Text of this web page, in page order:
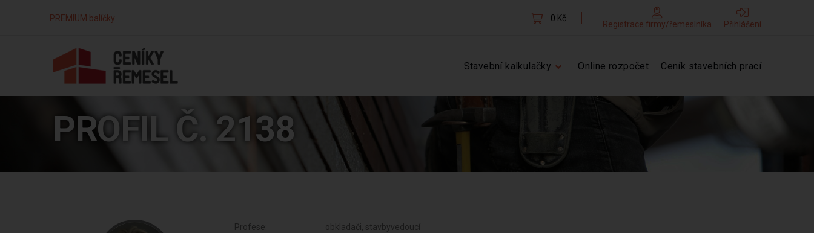
PREMIUM balíčky 0 Kč
Registrace firmy/řemeslníka Přihlášení
Stavební kalkulačky Online rozpočet Ceník stavebních prací
PROFIL Č. 2138
Profese: obkladači, stavbyvedoucí